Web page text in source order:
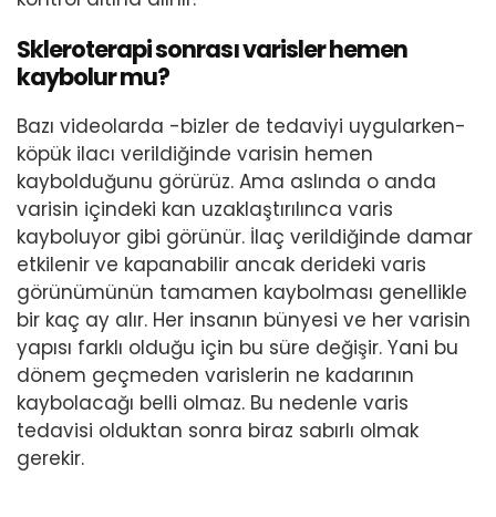
Skleroterapi sonrası varisler hemen
kaybolur mu?
Bazı videolarda -bizler de tedaviyi uygularken-
köpük ilacı verildiğinde varisin hemen
kaybolduğunu görürüz. Ama aslında o anda
varisin içindeki kan uzaklaştırılınca varis
kayboluyor gibi görünür. İlaç verildiğinde damar
etkilenir ve kapanabilir ancak derideki varis
görünümünün tamamen kaybolması genellikle
bir kaç ay alır. Her insanın bünyesi ve her varisin
yapısı farklı olduğu için bu süre değişir. Yani bu
dönem geçmeden varislerin ne kadarının
kaybolacağı belli olmaz. Bu nedenle varis
tedavisi olduktan sonra biraz sabırlı olmak
gerekir.